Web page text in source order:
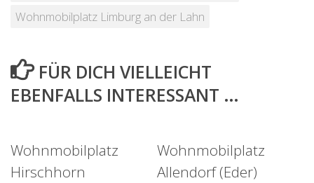
Wohnmobilplatz Limburg an der Lahn
FÜR DICH VIELLEICHT
EBENFALLS INTERESSANT …
Wohnmobilplatz
Hirschhorn
Wohnmobilplatz
Allendorf (Eder)